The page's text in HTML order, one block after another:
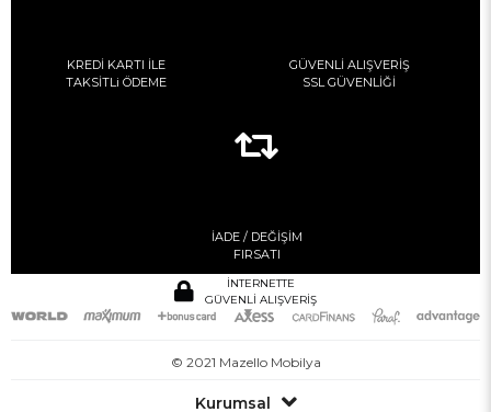
KREDİ KARTI İLE
TAKSİTLi ÖDEME
GÜVENLİ ALIŞVERİŞ
SSL GÜVENLİĞİ
İADE / DEĞİŞİM
FIRSATI
İNTERNETTE
GÜVENLİ ALIŞVERİŞ
© 2021 Mazello Mobilya
Kurumsal